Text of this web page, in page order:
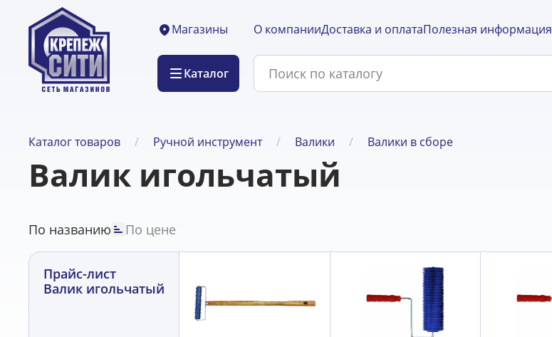
Магазины
Каталог
О компанииДоставка и оплатаПолезная информация
Каталог товаров Ручной инструмент Валики Валики в сборе
Валик игольчатый
По названию По цене
Прайс-лист
Валик игольчатый